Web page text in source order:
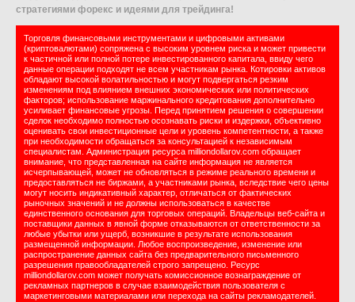
стратегиями форекс и идеями для трейдинга!
Торговля финансовыми инструментами и цифровыми активами
(криптовалютами) сопряжена с высоким уровнем риска и может привести
к частичной или полной потере инвестированного капитала, ввиду чего
данные операции подходят не всем участникам рынка. Котировки активов
обладают высокой волатильностью и могут подвергаться резким
изменениям под влиянием внешних экономических или политических
факторов; использование маржинального кредитования дополнительно
усиливает финансовые угрозы. Перед принятием решения о совершении
сделок необходимо полностью осознавать риски и издержки, объективно
оценивать свои инвестиционные цели и уровень компетентности, а также
при необходимости обращаться за консультацией к независимым
специалистам. Администрация ресурса milliondollarov.com обращает
внимание, что представленная на сайте информация не является
исчерпывающей, может не обновляться в режиме реального времени и
предоставляться не биржами, а участниками рынка, вследствие чего цены
могут носить индикативный характер, отличаться от фактических
рыночных значений и не должны использоваться в качестве
единственного основания для торговых операций. Владельцы веб-сайта и
поставщики данных в явной форме отказываются от ответственности за
любые убытки или ущерб, возникшие в результате использования
размещенной информации. Любое воспроизведение, изменение или
распространение данных сайта без предварительного письменного
разрешения правообладателей строго запрещено. Ресурс
milliondollarov.com может получать комиссионное вознаграждение от
рекламных партнеров в случае взаимодействия пользователя с
маркетинговыми материалами или перехода на сайты рекламодателей.